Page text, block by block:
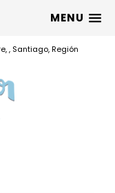
MENU
, Santiago, Región